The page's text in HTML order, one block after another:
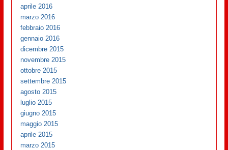
aprile 2016
marzo 2016
febbraio 2016
gennaio 2016
dicembre 2015
novembre 2015
ottobre 2015
settembre 2015
agosto 2015
luglio 2015
giugno 2015
maggio 2015
aprile 2015
marzo 2015